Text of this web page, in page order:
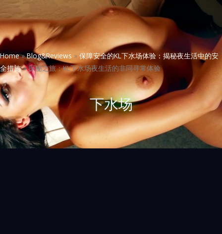
Home » Blog&Reviews » 保障安全的KL下水场体验：揭秘夜生活中的安
全措施 »探秘之旅：KL下水场夜生活的非同寻常体验
下水场